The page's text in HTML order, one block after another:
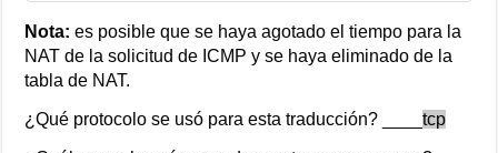
Nota: es posible que se haya agotado el tiempo para la
NAT de la solicitud de ICMP y se haya eliminado de la
tabla de NAT.
¿Qué protocolo se usó para esta traducción? ____tcp